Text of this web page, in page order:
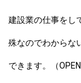
建設業の仕事をし
殊なのでわからな
できます。（